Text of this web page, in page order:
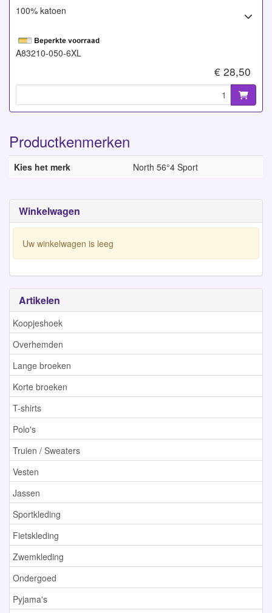
Winkelwagen
Uw winkelwagen is leeg
Artikelen
Koopjeshoek
Overhemden
Lange broeken
Korte broeken
T-shirts
Polo's
Truien / Sweaters
Vesten
Jassen
Sportkleding
Fietskleding
Zwemkleding
Ondergoed
Pyjama's
100% katoen
A83210-050-6XL
€ 28,50
Productkenmerken
Kies het merk North 56°4 Sport